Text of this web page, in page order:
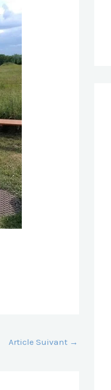
Article Suivant →